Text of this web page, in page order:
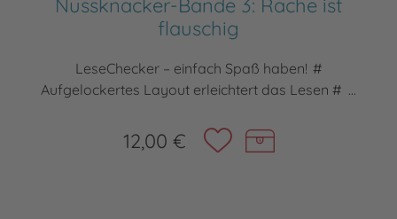
Nussknacker-Bande 3: Rache ist
flauschig
LeseChecker – einfach Spaß haben! #
Aufgelockertes Layout erleichtert das Lesen # ...
12,00 €